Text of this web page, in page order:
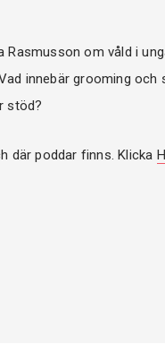
om våld i
innebär grooming
stöd?
där poddar finns. Klicka